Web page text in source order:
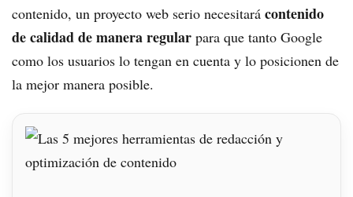
contenido, un proyecto web serio necesitará contenido
de calidad de manera regular para que tanto Google
como los usuarios lo tengan en cuenta y lo posicionen de
la mejor manera posible.